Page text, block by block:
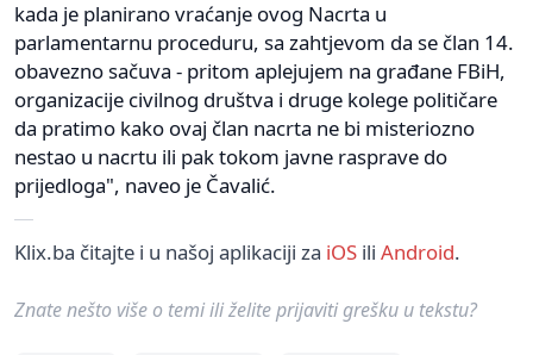
kada je planirano vraćanje ovog Nacrta u
parlamentarnu proceduru, sa zahtjevom da se član 14.
obavezno sačuva - pritom aplejujem na građane FBiH,
organizacije civilnog društva i druge kolege političare
da pratimo kako ovaj član nacrta ne bi misteriozno
nestao u nacrtu ili pak tokom javne rasprave do
prijedloga", naveo je Čavalić.
Klix.ba čitajte i u našoj aplikaciji za iOS ili Android.
Znate nešto više o temi ili želite prijaviti grešku u tekstu?